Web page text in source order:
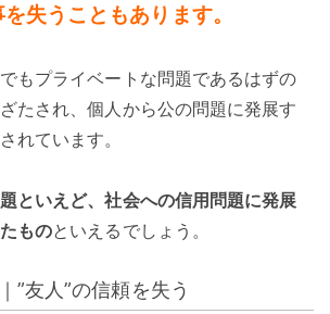
失うこともあります。
もプライベートな問題であるはずの
たされ、個人から公の問題に発展す
れています。
といえど、社会への信用問題に発展
ものといえるでしょう。
”友人”の信頼を失う